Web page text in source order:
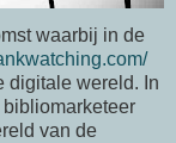
waarbij in de
digitale wereld. In
van de